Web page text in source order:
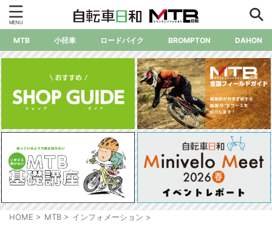
MTB 小径車 ロードバイク BROMPTON DAHON
HOME > MTB > インフォメーション >